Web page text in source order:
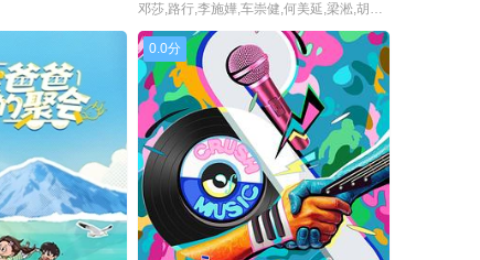
20251012加更版
20251016超前营业
20251017上
20251017下
20251019加更版
20251022番外微综
20251023番外微综
20251024
20251024舞台纯享
20251025纯享典藏版
邓莎,路行,李施嬅,车崇健,何美延,梁淞,胡彦斌,姜逸磊,林心如,李维嘉,刘擎,张春
0.0分